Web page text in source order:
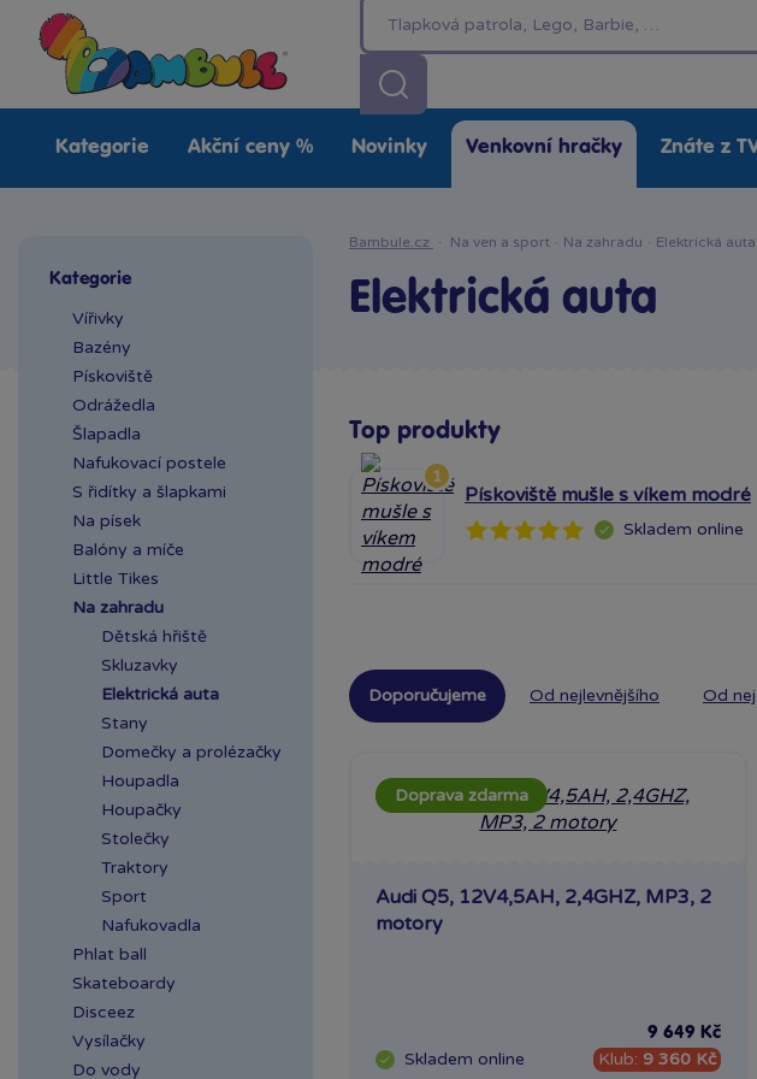
Kategorie Akční ceny % Novinky Venkovní hračky Znáte z
Kategorie
Vířivky
Bazény
Pískoviště
Odrážedla
Šlapadla
Nafukovací postele
S řidítky a šlapkami
Na písek
Balóny a míče
Little Tikes
Na zahradu
Dětská hřiště
Skluzavky
Elektrická auta
Stany
Domečky a prolézačky
Houpadla
Houpačky
Stolečky
Traktory
Sport
Nafukovadla
Phlat ball
Skateboardy
Disceez
Vysílačky
Do vody
Bambule.cz · Na ven a sport · Na zahradu · Elektrická auta
Elektrická auta
Top produkty
1
Pískoviště mušle s víkem modré
Skladem online
Doporučujeme Od nejlevnějšího Od
Doprava zdarma
Audi Q5, 12V4,5AH, 2,4GHZ, MP3, 2
motory
Skladem online
9 649 Kč
Klub: 9 360 Kč